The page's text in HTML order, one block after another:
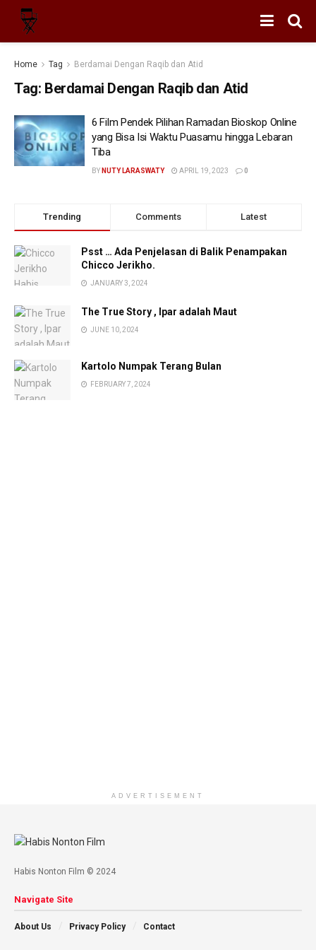
Home Tag Berdamai Dengan Raqib dan Atid
Tag: Berdamai Dengan Raqib dan Atid
6 Film Pendek Pilihan Ramadan Bioskop Online
yang Bisa Isi Waktu Puasamu hingga Lebaran
Tiba
BY NUTY LARASWATY APRIL 19, 2023 0
Trending Comments Latest
Psst … Ada Penjelasan di Balik Penampakan
Chicco Jerikho.
JANUARY 3, 2024
The True Story , Ipar adalah Maut
JUNE 10, 2024
Kartolo Numpak Terang Bulan
FEBRUARY 7, 2024
ADVERTISEMENT
Habis Nonton Film © 2024
Navigate Site
About Us Privacy Policy Contact